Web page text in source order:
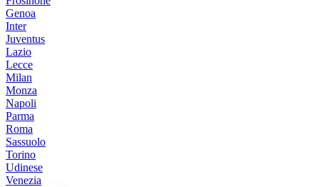
Genoa
Inter
Juventus
Lazio
Lecce
Milan
Monza
Napoli
Parma
Roma
Sassuolo
Torino
Udinese
Venezia